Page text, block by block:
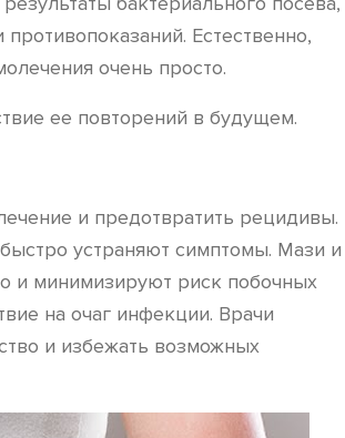
Естественно,
очень просто.
ее повторений в будущем.
и предотвратить рецидивы.
устраняют симптомы. Мази и
и минимизируют риск побочных
на очаг инфекции. Врачи
и избежать возможных